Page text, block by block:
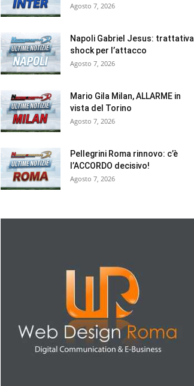
Agosto 7, 2026
Napoli Gabriel Jesus: trattativa
shock per l’attacco
Agosto 7, 2026
Mario Gila Milan, ALLARME in
vista del Torino
Agosto 7, 2026
Pellegrini Roma rinnovo: c’è
l’ACCORDO decisivo!
Agosto 7, 2026